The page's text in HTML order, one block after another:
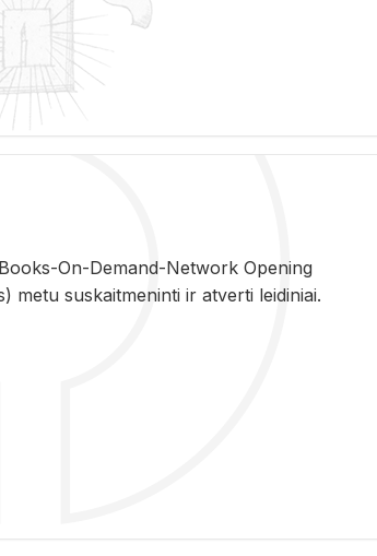
On-De­mand-Ne­twork Ope­ning
metu su­skait­me­nin­ti ir at­ver­ti lei­di­niai.